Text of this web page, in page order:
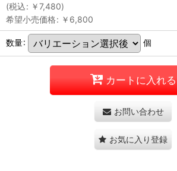
(税込: ￥7,480)
希望小売価格: ￥ 6,800
数量: 個
カートに入れる
お問い合わせ
お気に入り登録